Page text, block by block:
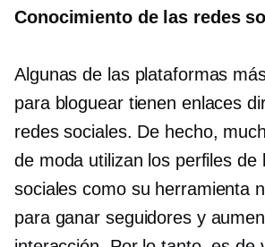
Conocimiento de las redes
Algunas de las plataformas
para bloguear tienen enlaces
redes sociales. De hecho,
de moda utilizan los perfiles de
sociales como su herramienta
para ganar seguidores y